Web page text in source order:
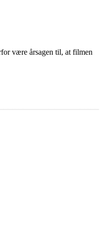
være årsagen til, at filmen